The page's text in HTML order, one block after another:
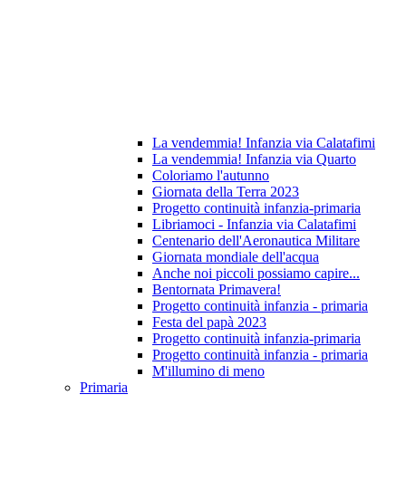
La vendemmia! Infanzia via Calatafimi
La vendemmia! Infanzia via Quarto
Coloriamo l'autunno
Giornata della Terra 2023
Progetto continuità infanzia-primaria
Libriamoci - Infanzia via Calatafimi
Centenario dell'Aeronautica Militare
Giornata mondiale dell'acqua
Anche noi piccoli possiamo capire...
Bentornata Primavera!
Progetto continuità infanzia - primaria
Festa del papà 2023
Progetto continuità infanzia-primaria
Progetto continuità infanzia - primaria
M'illumino di meno
Primaria